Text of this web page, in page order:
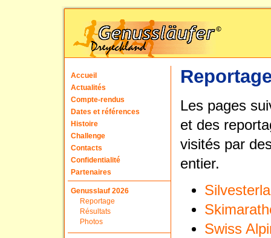
Accueil
Actualités
Compte-rendus
Dates et références
Histoire
Challenge
Contacts
Confidentialité
Partenaires
Genusslauf 2026
Reportage
Résultats
Photos
Les pages
et des
visités par
entier.
Swiss